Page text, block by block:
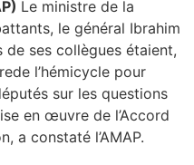
Le ministre de la
le général Ibrahim
de ses collègues étaient,
l’hémicycle pour
sur les questions
en œuvre de l’Accord
a constaté l’AMAP.